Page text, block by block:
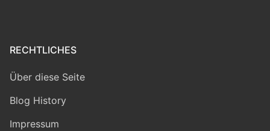
RECHTLICHES
Über diese Seite
Blog History
Impressum